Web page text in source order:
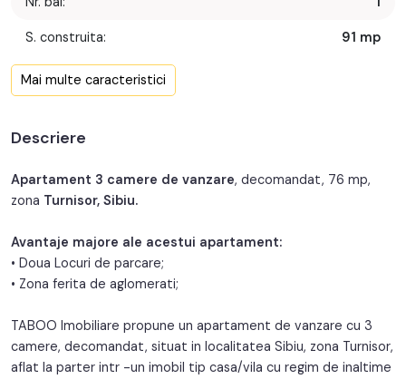
S. construita: 91 mp
Confort:
Nr. parcari:
An constructie: 2024
Orientare:
Mai multe caracteristici
Descriere
Apartament 3 camere de vanzare, decomandat, 76 mp,
zona Turnisor, Sibiu.
Avantaje majore ale acestui apartament:
• Doua Locuri de parcare;
• Zona ferita de aglomerati;
TABOO Imobiliare propune un apartament de vanzare cu 3
camere, decomandat, situat in localitatea Sibiu, zona Turnisor,
aflat la parter intr -un imobil tip casa/vila cu regim de inaltime